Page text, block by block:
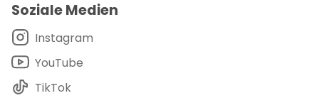
Soziale Medien
Instagram
YouTube
TikTok